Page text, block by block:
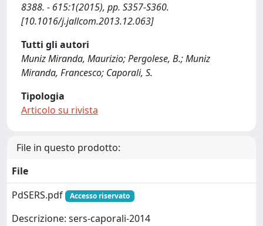
8388. - 615:1(2015), pp. S357-S360.
[10.1016/j.jallcom.2013.12.063]
Tutti gli autori
Muniz Miranda, Maurizio; Pergolese, B.; Muniz
Miranda, Francesco; Caporali, S.
Tipologia
Articolo su rivista
File in questo prodotto:
File
PdSERS.pdf
Accesso riservato
Descrizione: sers-caporali-2014